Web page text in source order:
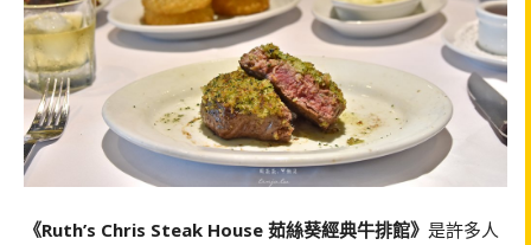
《Ruth’s Chris Steak House 茹絲葵經典牛排館》 是許多人